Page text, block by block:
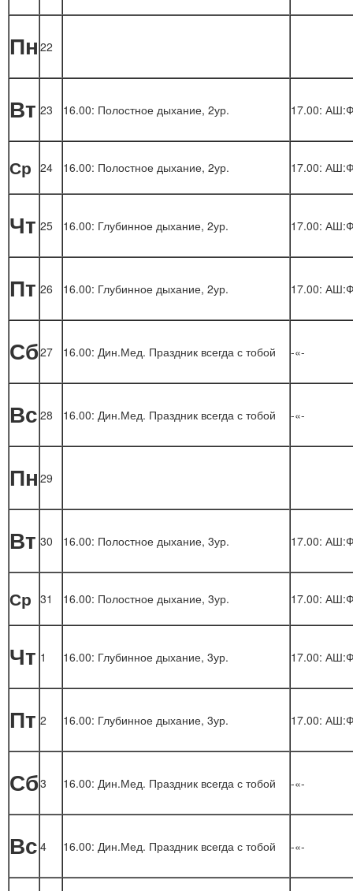
Пн 22
Вт 23 16.00: Полостное дыхание, 2ур. 17.00:
Ср 24 16.00: Полостное дыхание, 2ур. 17.00:
Чт 25 16.00: Глубинное дыхание, 2ур. 17.00:
Пт 26 16.00: Глубинное дыхание, 2ур. 17.00:
Сб27 16.00: Дин.Мед. Праздник всегда с тобой -«-
Вс 28 16.00: Дин.Мед. Праздник всегда с тобой -«-
Пн 29
Вт 30 16.00: Полостное дыхание, 3ур. 17.00:
Ср 31 16.00: Полостное дыхание, 3ур. 17.00:
Чт 1 16.00: Глубинное дыхание, 3ур. 17.00:
Пт 2 16.00: Глубинное дыхание, 3ур. 17.00:
Сб3 16.00: Дин.Мед. Праздник всегда с тобой -«-
Вс 4 16.00: Дин.Мед. Праздник всегда с тобой -«-